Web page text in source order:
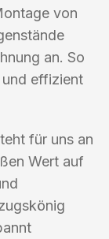
von
an. So
effizient
für uns an
Wert auf